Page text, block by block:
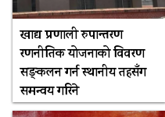
खाद्य प्रणाली रुपान्तरण
रणनीतिक योजनाको विवरण
सङ्कलन गर्न स्थानीय तहसँग
समन्वय गरिने